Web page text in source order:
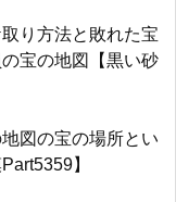
り方法と敗れた宝
宝の地図【黒い砂
図の宝の場所とい
】